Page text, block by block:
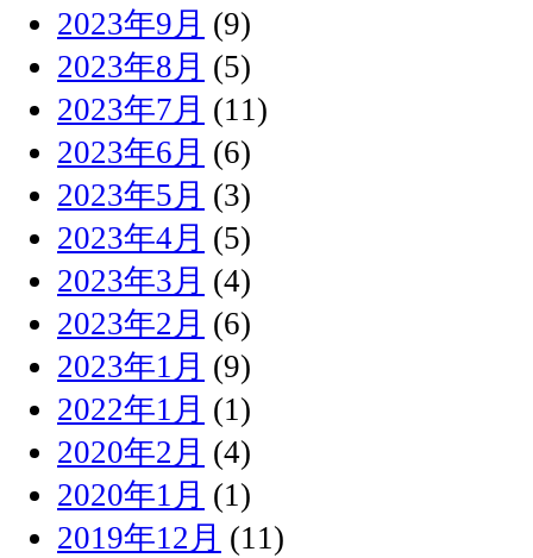
2023年9月 (9)
2023年8月 (5)
2023年7月 (11)
2023年6月 (6)
2023年5月 (3)
2023年4月 (5)
2023年3月 (4)
2023年2月 (6)
2023年1月 (9)
2022年1月 (1)
2020年2月 (4)
2020年1月 (1)
2019年12月 (11)